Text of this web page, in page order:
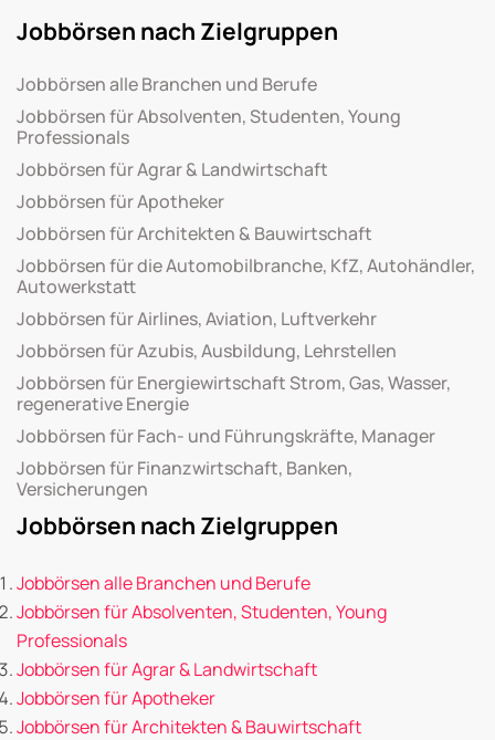
Jobbörsen nach Zielgruppen
Jobbörsen alle Branchen und Berufe
Jobbörsen für Absolventen, Studenten, Young
Professionals
Jobbörsen für Agrar & Landwirtschaft
Jobbörsen für Apotheker
Jobbörsen für Architekten & Bauwirtschaft
Jobbörsen für die Automobilbranche, KfZ, Autohändler,
Autowerkstatt
Jobbörsen für Airlines, Aviation, Luftverkehr
Jobbörsen für Azubis, Ausbildung, Lehrstellen
Jobbörsen für Energiewirtschaft Strom, Gas, Wasser,
regenerative Energie
Jobbörsen für Fach- und Führungskräfte, Manager
Jobbörsen für Finanzwirtschaft, Banken,
Versicherungen
Jobbörsen nach Zielgruppen
Jobbörsen alle Branchen und Berufe
Jobbörsen für Absolventen, Studenten, Young
Professionals
Jobbörsen für Agrar & Landwirtschaft
Jobbörsen für Apotheker
Jobbörsen für Architekten & Bauwirtschaft